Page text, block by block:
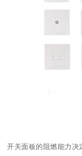
开关面板的阻燃能力决